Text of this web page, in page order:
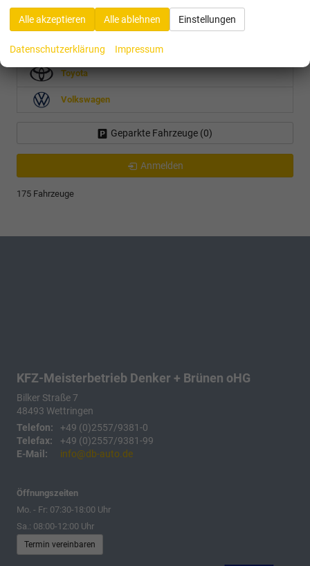
Superb Combi
Toyota
Volkswagen
Geparkte Fahrzeuge (0)
Anmelden
175 Fahrzeuge
KFZ-Meisterbetrieb Denker + Brünen oHG
Bilker Straße 7
48493 Wettringen
Telefon:
+49 (0)2557/9381-0
Telefax:
+49 (0)2557/9381-99
E-Mail:
info@db-auto.de
Öffnungszeiten
Mo. - Fr: 07:30-18:00 Uhr
Sa.: 08:00-12:00 Uhr
Termin vereinbaren
Alle akzeptieren Alle ablehnen Einstellungen
Datenschutzerklärung Impressum